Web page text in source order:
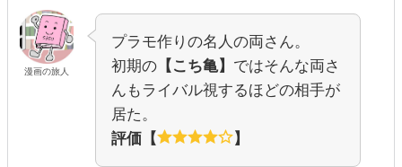
漫画の旅人
プラモ作りの名人の両さん。
初期の 【こち亀】 ではそんな両さ
んもライバル視するほどの相手が
居た。
評価【
】